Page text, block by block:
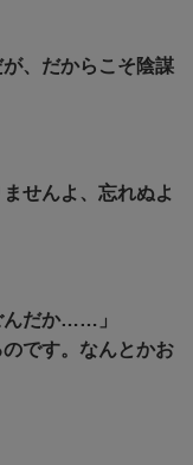
が、だからこそ陰謀
せんよ、忘れぬよ
んだか……」
のです。なんとかお